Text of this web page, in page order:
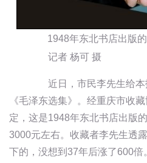
1948年东北书店出版
记者 杨可 摄
近日，市民李先生给本
《毛泽东选集》。经重庆市收
定，这是1948年东北书店出版
3000元左右。收藏者李先生透
下的，没想到37年后涨了600